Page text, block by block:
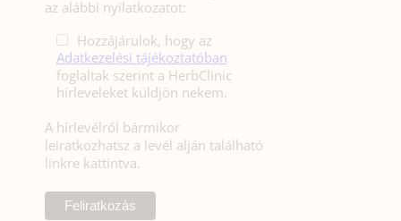
az alábbi nyilatkozatot:
Hozzájárulok, hogy az
Adatkezelési tájékoztatóban
foglaltak szerint a HerbClinic
hírleveleket küldjön nekem.
A hírlevélről bármikor
leiratkozhatsz a levél alján található
linkre kattintva.